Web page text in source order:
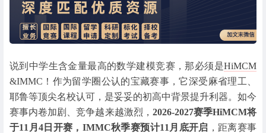
说到中学生含金量最高的数学建模竞赛，那必须是HiMCM
&IMMC！作为留学圈公认的宝藏赛事，它深受麻省理工、
耶鲁等顶尖名校认可，是妥妥的初高中背景提升利器。如今
赛事内卷加剧、竞争越来越激烈， 2026-2027赛季HiMCM将
于11月4日开赛，IMMC秋季赛预计11月底开启 ，距离赛事